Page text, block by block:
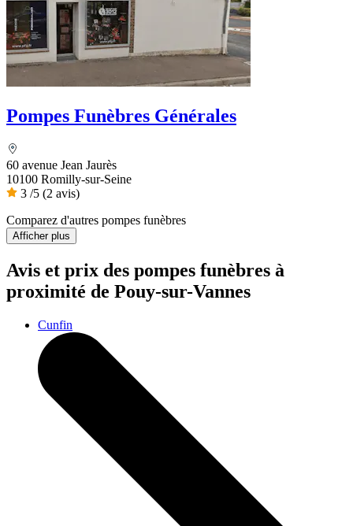
Pompes Funèbres Générales
60 avenue Jean Jaurès
10100 Romilly-sur-Seine
3 /5 (2 avis)
Comparez d'autres pompes funèbres
Afficher plus
Avis et prix des pompes funèbres à
proximité de Pouy-sur-Vannes
Cunfin